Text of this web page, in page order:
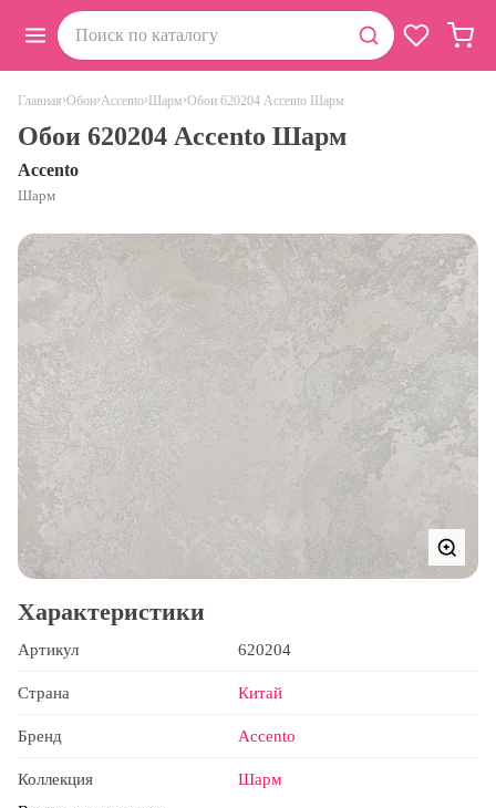
Главная›Обои›Accento› Шарм›Обои 620204 Accento Шарм
Обои 620204 Accento Шарм
Accento
Шарм
Характеристики
Артикул 620204
Страна Китай
Бренд Accento
Коллекция
Шарм